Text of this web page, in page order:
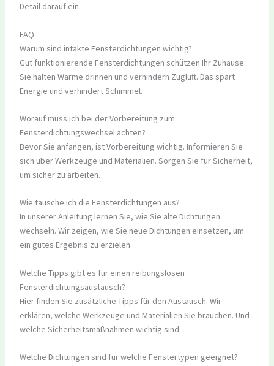
Detail darauf ein.
FAQ
Warum sind intakte Fensterdichtungen wichtig?
Gut funktionierende Fensterdichtungen schützen Ihr Zuhause.
Sie halten Wärme drinnen und verhindern Zugluft. Das spart
Energie und verhindert Schimmel.
Worauf muss ich bei der Vorbereitung zum
Fensterdichtungswechsel achten?
Bevor Sie anfangen, ist Vorbereitung wichtig. Informieren Sie
sich über Werkzeuge und Materialien. Sorgen Sie für Sicherheit,
um sicher zu arbeiten.
Wie tausche ich die Fensterdichtungen aus?
In unserer Anleitung lernen Sie, wie Sie alte Dichtungen
wechseln. Wir zeigen, wie Sie neue Dichtungen einsetzen, um
ein gutes Ergebnis zu erzielen.
Welche Tipps gibt es für einen reibungslosen
Fensterdichtungsaustausch?
Hier finden Sie zusätzliche Tipps für den Austausch. Wir
erklären, welche Werkzeuge und Materialien Sie brauchen. Und
welche Sicherheitsmaßnahmen wichtig sind.
Welche Dichtungen sind für welche Fenstertypen geeignet?